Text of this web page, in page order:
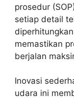
prosedur
setiap detail
memastikan
berjalan
Inovasi
udara ini